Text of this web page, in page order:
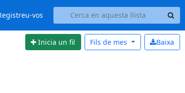
vos
Inicia un fil Baixa
Fils de mes